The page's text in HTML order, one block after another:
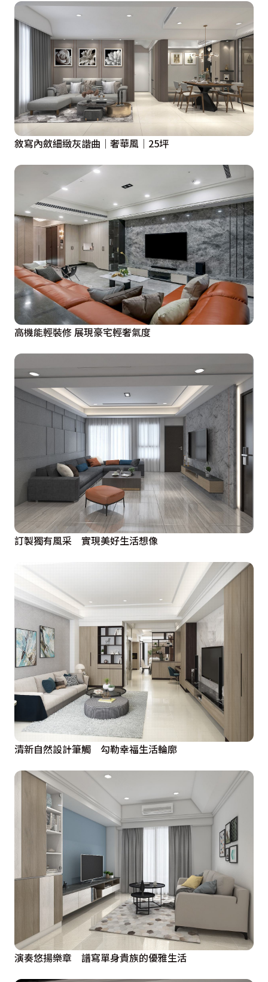
敘寫內斂細緻灰諧曲｜奢華風｜25坪
高機能輕裝修 展現豪宅輕奢氣度
訂製獨有風采 實現美好生活想像
清新自然設計筆觸 勾勒幸福生活輪廓
演奏悠揚樂章 譜寫單身貴族的優雅生活